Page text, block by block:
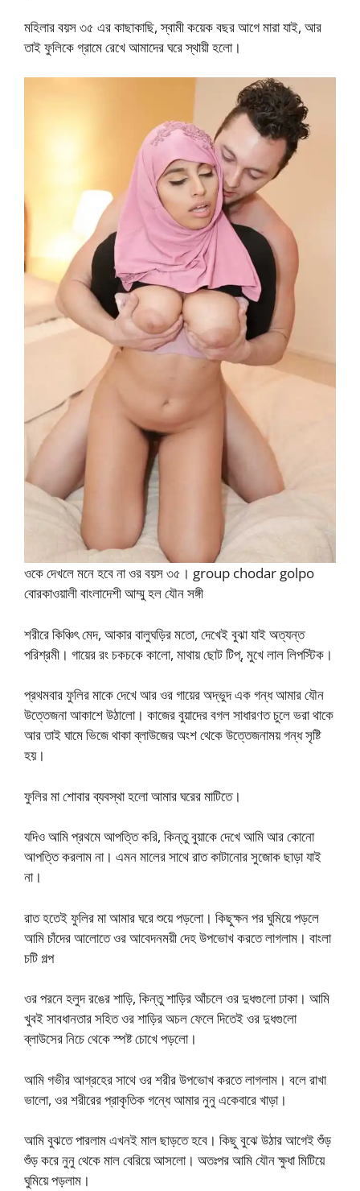
মহিলার বয়স ৩৫ এর কাছাকাছি, স্বামী কয়েক বছর আগে মারা যাই, আর
তাই ফুলিকে গ্রামে রেখে আমাদের ঘরে স্থায়ী হলো।
ওকে দেখলে মনে হবে না ওর বয়স ৩৫। group chodar golpo
বোরকাওয়ালী বাংলাদেশী আম্মু হল যৌন সঙ্গী
শরীরে কিঞ্চিৎ মেদ, আকার বালুঘড়ির মতো, দেখেই বুঝা যাই অত্যন্ত
পরিশ্রমী। গায়ের রং চকচকে কালো, মাথায় ছোট টিপ্, মুখে লাল লিপস্টিক।
প্রথমবার ফুলির মাকে দেখে আর ওর গায়ের অদ্ভুদ এক গন্ধ আমার যৌন
উত্তেজনা আকাশে উঠালো। কাজের বুয়াদের বগল সাধারণত চুলে ভরা থাকে
আর তাই ঘামে ভিজে থাকা ব্লাউজের অংশ থেকে উত্তেজনাময় গন্ধ সৃষ্টি
হয়।
ফুলির মা শোবার ব্যবস্থা হলো আমার ঘরের মাটিতে।
যদিও আমি প্রথমে আপত্তি করি, কিন্তু বুয়াকে দেখে আমি আর কোনো
আপত্তি করলাম না। এমন মালের সাথে রাত কাটানোর সুজোক ছাড়া যাই
না।
রাত হতেই ফুলির মা আমার ঘরে শুয়ে পড়লো। কিছুক্ষন পর ঘুমিয়ে পড়লে
আমি চাঁদের আলোতে ওর আবেদনময়ী দেহ উপভোখ করতে লাগলাম। বাংলা
চটি গল্প
ওর পরনে হলুদ রঙের শাড়ি, কিন্তু শাড়ির আঁচলে ওর দুধগুলো ঢাকা। আমি
খুবই সাবধানতার সহিত ওর শাড়ির অচল ফেলে দিতেই ওর দুধগুলো
ব্লাউসের নিচে থেকে স্পষ্ট চোখে পড়লো।
আমি গভীর আগ্রহের সাথে ওর শরীর উপভোখ করতে লাগলাম। বলে রাখা
ভালো, ওর শরীরের প্রাকৃতিক গন্ধে আমার নুনু একেবারে খাড়া।
আমি বুঝতে পারলাম এখনই মাল ছাড়তে হবে। কিছু বুঝে উঠার আগেই শুঁড়
শুঁড় করে নুনু থেকে মাল বেরিয়ে আসলো। অতঃপর আমি যৌন ক্ষুধা মিটিয়ে
ঘুমিয়ে পড়লাম।